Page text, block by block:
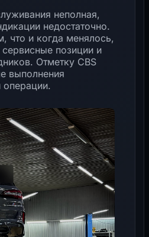
неполная,
недостаточно.
что и когда менялось,
позиции и
Отметку CBS
выполнения
операции.